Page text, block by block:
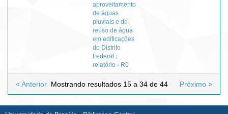
aproveitamento
de águas
pluviais e do
reúso de água
em edificações
do Distrito
Federal :
relatório - R0
Mostrando resultados 15 a 34 de 44
< Anterior Próximo >